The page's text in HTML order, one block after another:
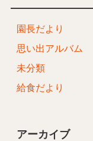
園長だより
思い出アルバム
未分類
給食だより
アーカイブ